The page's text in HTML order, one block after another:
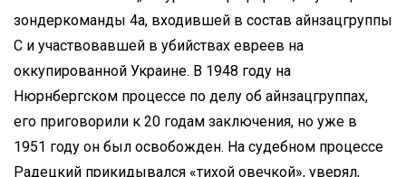
зондеркоманды 4a, входившей в состав айнзацгруппы
C и участвовавшей в убийствах евреев на
оккупированной Украине. В 1948 году на
Нюрнбергском процессе по делу об айнзацгруппах,
его приговорили к 20 годам заключения, но уже в
1951 году он был освобожден. На судебном процессе
Радецкий прикидывался «тихой овечкой», уверял,